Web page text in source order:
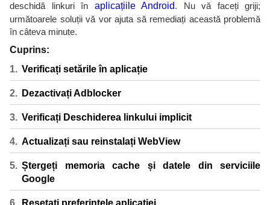
deschidă linkuri în aplicațiile Android. Nu vă faceți griji;
următoarele soluții vă vor ajuta să remediați această problemă
în câteva minute.
Cuprins:
Verificați setările în aplicație
Dezactivați Adblocker
Verificați Deschiderea linkului implicit
Actualizați sau reinstalați WebView
Ștergeți memoria cache și datele din serviciile
Google
Resetați preferințele aplicației